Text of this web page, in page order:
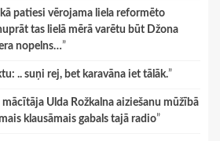
patiesi vērojama liela reformēto
tas lielā mērā varētu būt Džona
nopelns…”
.. suņi rej, bet karavāna iet tālāk.”
Ulda Rožkalna aiziešanu mūžībā
klausāmais gabals tajā radio”